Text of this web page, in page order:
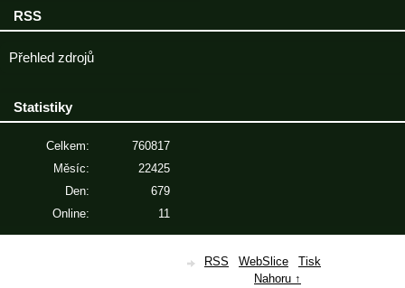
RSS
Přehled zdrojů
Statistiky
Online: 11
Celkem:
760817
Měsíc:
22425
Den:
679
RSS WebSlice Tisk
Nahoru ↑